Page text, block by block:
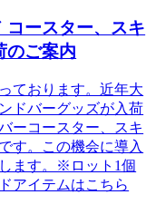
コースター、スキ
のご案内
ております。近年大
ドバーグッズが入荷
ーコースター、スキ
す。この機会に導入
ます。※ロット1個
アイテムはこちら